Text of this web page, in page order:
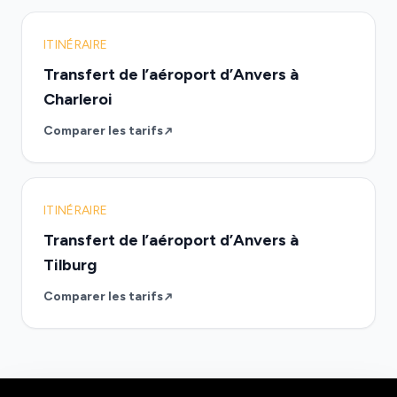
ITINÉRAIRE
Transfert de l’aéroport d’Anvers à
Charleroi
Comparer les tarifs
ITINÉRAIRE
Transfert de l’aéroport d’Anvers à
Tilburg
Comparer les tarifs